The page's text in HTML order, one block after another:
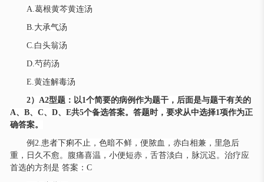
A.葛根黄芩黄连汤
B.大承气汤
C.白头翁汤
D.芍药汤
E.黄连解毒汤
2）A2型题：以1个简要的病例作为题干，后面是与题干有关的
A、B、C、D、E共5个备选答案。答题时，要求从中选择1项作为正
确答案。
例 2.患者下痢不止，色暗不鲜，便脓血，赤白相兼，里急后
重，日久不愈。腹痛喜温，小便短赤，舌苔淡白，脉沉迟。治疗应
首选的方剂是 答案：C